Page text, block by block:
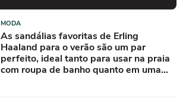
MODA
As sandálias favoritas de Erling
Haaland para o verão são um par
perfeito, ideal tanto para usar na praia
com roupa de banho quanto em uma